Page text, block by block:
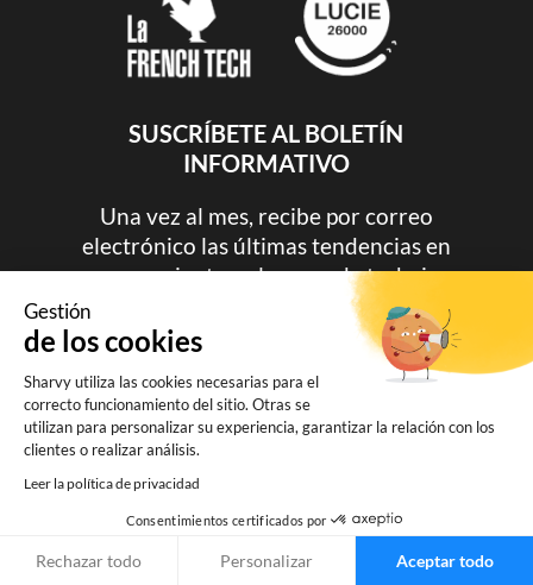
Gestión
de los cookies
Sharvy utiliza las cookies necesarias para el
correcto funcionamiento del sitio. Otras se
utilizan para personalizar su experiencia, garantizar la relación con los
clientes o realizar análisis.
Leer la política de privacidad
Consentimientos certificados por
Rechazar todo Personalizar Aceptar todo
SUSCRÍBETE AL BOLETÍN
INFORMATIVO
Una vez al mes, recibe por correo
electrónico las últimas tendencias en
aparcamientos y lugares de trabajo.